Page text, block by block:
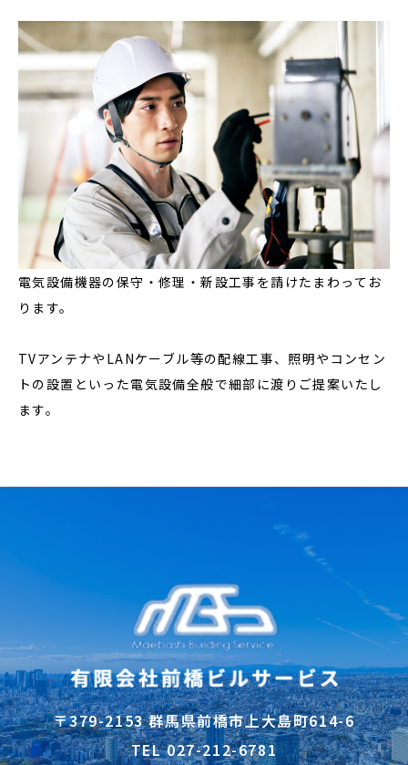
電気設備機器の保守・修理・新設工事を請けたまわってお
ります。
TVアンテナやLANケーブル等の配線工事、照明やコンセン
トの設置といった電気設備全般で細部に渡りご提案いたし
ます。
〒379-2153 群馬県前橋市上大島町614-6
TEL 027-212-6781